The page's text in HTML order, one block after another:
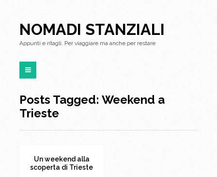
NOMADI STANZIALI
Appunti e ritagli. Per viaggiare ma anche per restare
Posts Tagged: Weekend a
Trieste
Un weekend alla
scoperta di Trieste